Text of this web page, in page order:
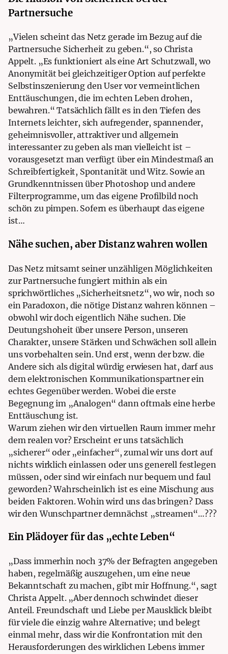
Partnersuche
„Vielen scheint das Netz gerade im Bezug auf die
Partnersuche Sicherheit zu geben.“, so Christa
Appelt. „Es funktioniert als eine Art Schutzwall, wo
Anonymität bei gleichzeitiger Option auf perfekte
Selbstinszenierung den User vor vermeintlichen
Enttäuschungen, die im echten Leben drohen,
bewahren.“Tatsächlich fällt es in den Tiefen des
Internets leichter, sich aufregender, spannender,
geheimnisvoller, attraktiver und allgemein
interessanter zu geben als man vielleicht ist –
vorausgesetzt man verfügt über ein Mindestmaß an
Schreibfertigkeit, Spontanität und Witz. Sowie an
Grundkenntnissen über Photoshop und andere
Filterprogramme, um das eigene Profilbild noch
schön zu pimpen. Sofern es überhaupt das eigene
ist…
Nähe suchen, aber Distanz wahren wollen
Das Netz mitsamt seiner unzähligen Möglichkeiten
zur Partnersuche fungiert mithin als ein
sprichwörtliches „Sicherheitsnetz“, wo wir, noch so
ein Paradoxon, die nötige Distanz wahren können –
obwohl wir doch eigentlich Nähe suchen. Die
Deutungshoheit über unsere Person, unseren
Charakter, unsere Stärken und Schwächen soll allein
uns vorbehalten sein. Und erst, wenn der bzw. die
Andere sich als digital würdig erwiesen hat, darf aus
dem elektronischen Kommunikationspartner ein
echtes Gegenüber werden. Wobei die erste
Begegnung im „Analogen“ dann oftmals eine herbe
Enttäuschung ist.
Warum ziehen wir den virtuellen Raum immer mehr
dem realen vor? Erscheint er uns tatsächlich
„sicherer“ oder „einfacher“, zumal wir uns dort auf
nichts wirklich einlassen oder uns generell festlegen
müssen, oder sind wir einfach nur bequem und faul
geworden? Wahrscheinlich ist es eine Mischung aus
beiden Faktoren. Wohin wird uns das bringen? Dass
wir den Wunschpartner demnächst „streamen“…???
Ein Plädoyer für das „echte Leben“
„Dass immerhin noch 37% der Befragten angegeben
haben, regelmäßig auszugehen, um eine neue
Bekanntschaft zu machen, gibt mir Hoffnung.“, sagt
Christa Appelt. „Aber dennoch schwindet dieser
Anteil. Freundschaft und Liebe per Mausklick bleibt
für viele die einzig wahre Alternative; und belegt
einmal mehr, dass wir die Konfrontation mit den
Herausforderungen des wirklichen Lebens immer